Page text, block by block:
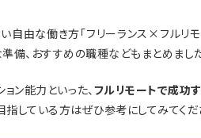
自由な働き方「フリーランス×フルリ
備、おすすめの職種などもまとめまし
ン能力といった、フルリモートで成功
している方はぜひ参考にしてみてくだ